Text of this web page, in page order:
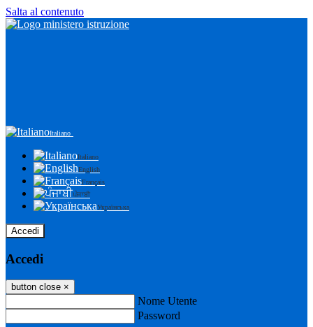
Salta al contenuto
Italiano
Italiano
English
Français
ਪੰਜਾਬੀ
Українська
Accedi
Accedi
button close ×
Nome Utente
Password